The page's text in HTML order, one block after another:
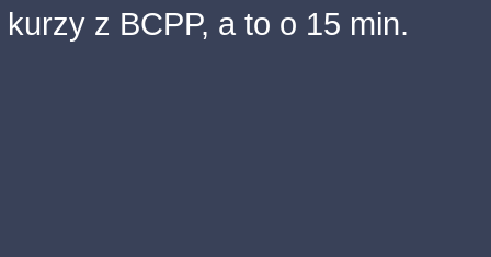
kurzy z BCPP, a to o 15 min.